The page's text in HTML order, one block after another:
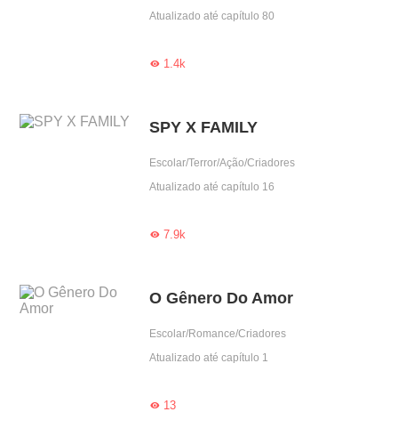
Atualizado até capítulo 80
1.4k
SPY X FAMILY
Escolar/Terror/Ação/Criadores
Atualizado até capítulo 16
7.9k
O Gênero Do Amor
Escolar/Romance/Criadores
Atualizado até capítulo 1
13